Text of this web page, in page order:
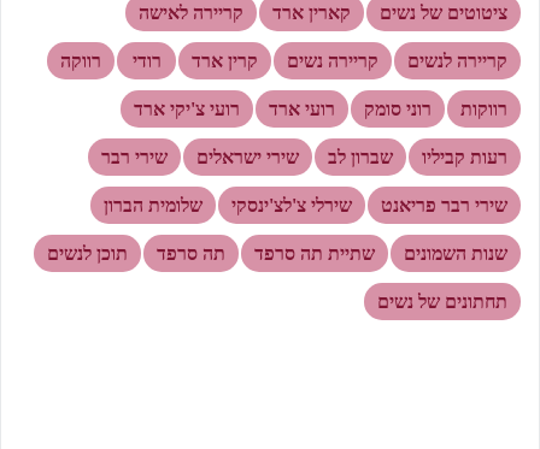
ציטוטים של נשים קארין ארד קריירה לאישה
קריירה לנשים קריירה נשים קרין ארד רודי רווקה
רווקות רוני סומק רועי ארד רועי צ'יקי ארד
רעות קביליו שברון לב שירי ישראלים שירי רבר
שירי רבר פריאנט שירלי צ'לצ'ינסקי שלומית הברון
שנות השמונים שתיית תה סרפד תה סרפד תוכן לנשים
תחתונים של נשים